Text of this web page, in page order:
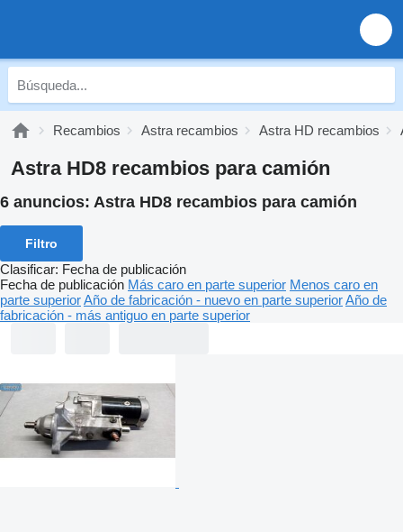
Recambios Astra recambios Astra HD recambios
Astra HD8 recambios para camión
6 anuncios: Astra HD8 recambios para camión
Filtro
Clasificar: Fecha de publicación
Fecha de publicación Más caro en parte superior Menos caro en
parte superiorAño de fabricación - nuevo en parte superiorAño de
fabricación - más antiguo en parte superior